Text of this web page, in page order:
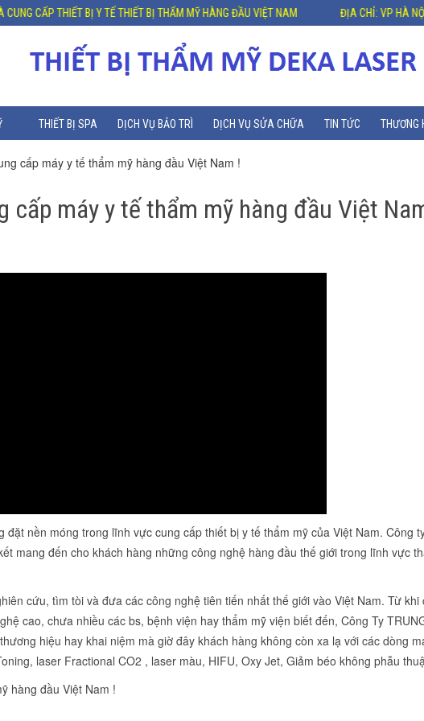
CẤP THIẾT BỊ Y TẾ THIẾT BỊ THẨM MỸ HÀNG ĐẦU VIỆT NAM ĐỊA CHỈ: VP HÀ NỘI :
THIẾT BỊ SPA DỊCH VỤ BẢO TRÌ DỊCH VỤ SỬA CHỮA TIN TỨC THƯƠNG
cấp máy y tế thẩm mỹ hàng đầu Việt Nam !
cấp máy y tế thẩm mỹ hàng đầu Việt
nền móng trong lĩnh vực cung cấp thiết bị y tế thẩm mỹ của Việt Nam. Công
mang đến cho khách hàng những công nghệ hàng đầu thế giới trong lĩnh vực
cứu, tìm tòi và đưa các công nghệ tiên tiến nhất thế giới vào Việt Nam. Từ khi
cao, chưa nhiều các bs, bệnh viện hay thẩm mỹ viện biết đến, Công Ty
hiệu hay khai niệm mà giờ đây khách hàng không còn xa lạ với các dòng
laser Fractional CO2 , laser màu, HIFU, Oxy Jet, Giảm béo không phẫu
hàng đầu Việt Nam !